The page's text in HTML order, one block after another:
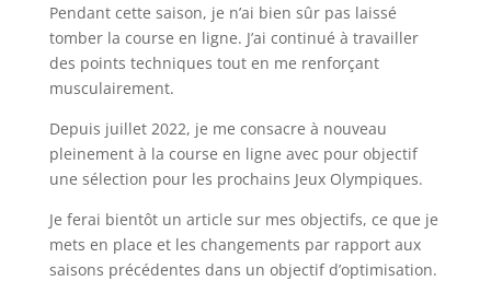
Pendant cette saison, je n’ai bien sûr pas laissé
tomber la course en ligne. J’ai continué à travailler
des points techniques tout en me renforçant
musculairement.
Depuis juillet 2022, je me consacre à nouveau
pleinement à la course en ligne avec pour objectif
une sélection pour les prochains Jeux Olympiques.
Je ferai bientôt un article sur mes objectifs, ce que je
mets en place et les changements par rapport aux
saisons précédentes dans un objectif d’optimisation.